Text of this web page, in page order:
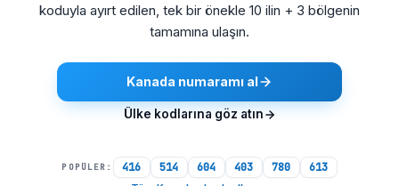
koduyla ayırt edilen, tek bir önekle 10 ilin + 3 bölgenin
tamamına ulaşın.
Kanada numaramı al
Ülke kodlarına göz atın
POPÜLER: 416 514 604 403 780 613